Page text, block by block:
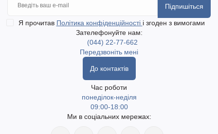
Підпишіться
Я прочитав Політика конфіденційності і згоден з вимогами
Зателефонуйте нам:
(044) 22-77-662
Передзвоніть мені
До контактів
Час роботи
понеділок-неділя
09:00-18:00
Ми в соціальних мережах: